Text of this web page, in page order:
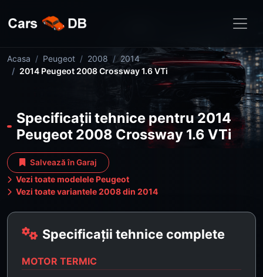
Acasa Peugeot 2008
2014
2014 Peugeot 2008 Crossway 1.6 VTi
Specificații tehnice pentru 2014
Peugeot 2008 Crossway 1.6 VTi
Salvează în Garaj
Vezi toate modelele Peugeot
Vezi toate variantele 2008 din 2014
Specificații tehnice complete
MOTOR TERMIC